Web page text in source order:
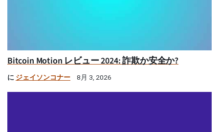
Bitcoin Motion レビュー 2024: 詐欺か安全か?
に ジェイソンコナー 8月 3, 2026